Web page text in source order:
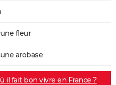
fleur
arobase
il fait bon vivre en France ?